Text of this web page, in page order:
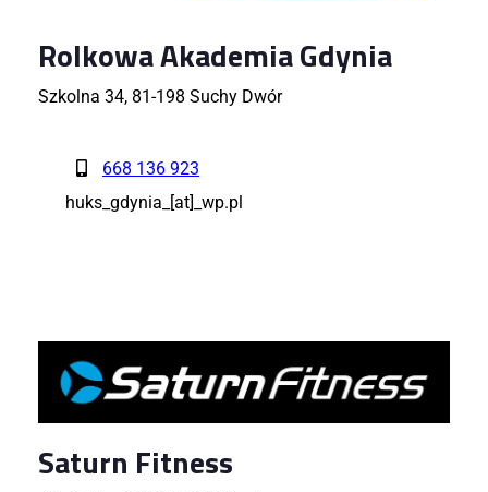
Rolkowa Akademia Gdynia
Szkolna 34, 81-198 Suchy Dwór
668 136 923
huks_gdynia_[at]_wp.pl
Saturn Fitness